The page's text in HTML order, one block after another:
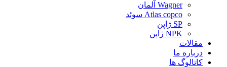
Wagner آلمان
Atlas copco سوئد
SP ژاپن
NPK ژاپن
مقالات
درباره ما
کاتالوگ ها